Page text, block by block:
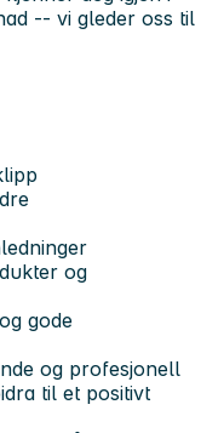
-- vi gleder oss til
og
gode
og profesjonell
til et positivt